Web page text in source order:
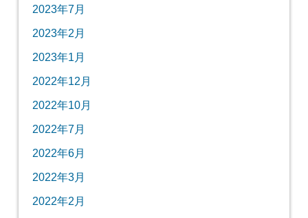
2023年7月
2023年2月
2023年1月
2022年12月
2022年10月
2022年7月
2022年6月
2022年3月
2022年2月